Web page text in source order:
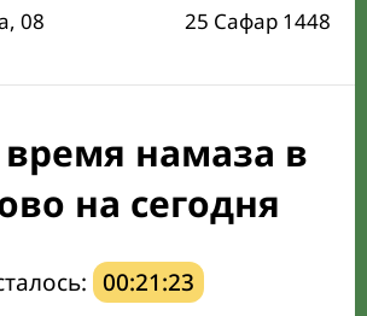
и Ифтара на сегодня
киблы
08
25 Сафар 1448
намаза в
на сегодня
00:21:22